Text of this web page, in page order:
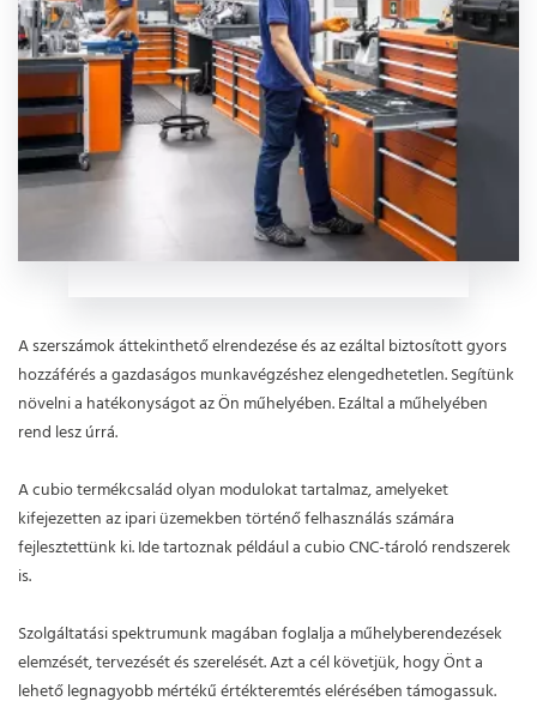
A szerszámok áttekinthető elrendezése és az ezáltal biztosított gyors
hozzáférés a gazdaságos munkavégzéshez elengedhetetlen. Segítünk
növelni a hatékonyságot az Ön műhelyében. Ezáltal a műhelyében
rend lesz úrrá.
A cubio termékcsalád olyan modulokat tartalmaz, amelyeket
kifejezetten az ipari üzemekben történő felhasználás számára
fejlesztettünk ki. Ide tartoznak például a cubio CNC-tároló rendszerek
is.
Szolgáltatási spektrumunk magában foglalja a műhelyberendezések
elemzését, tervezését és szerelését. Azt a cél követjük, hogy Önt a
lehető legnagyobb mértékű értékteremtés elérésében támogassuk.